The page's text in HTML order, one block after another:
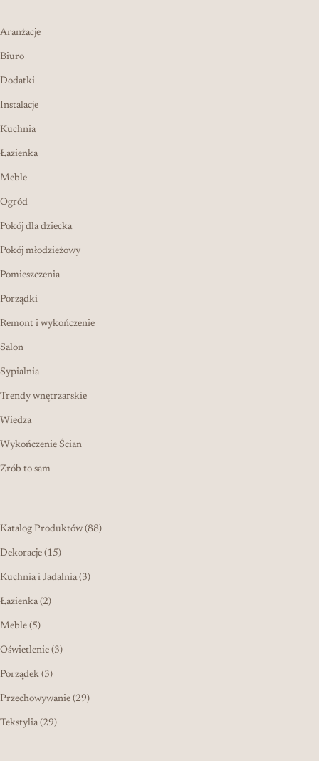
Aranżacje
Biuro
Dodatki
Instalacje
Kuchnia
Łazienka
Meble
Ogród
Pokój dla dziecka
Pokój młodzieżowy
Pomieszczenia
Porządki
Remont i wykończenie
Salon
Sypialnia
Trendy wnętrzarskie
Wiedza
Wykończenie Ścian
Zrób to sam
Katalog Produktów 8888 produktów
Dekoracje 1515 produktów
Kuchnia i Jadalnia 33 produkty
Łazienka 22 produkty
Meble 55 produktów
Oświetlenie 33 produkty
Porządek 33 produkty
Przechowywanie 2929 produktów
Tekstylia 2929 produktów